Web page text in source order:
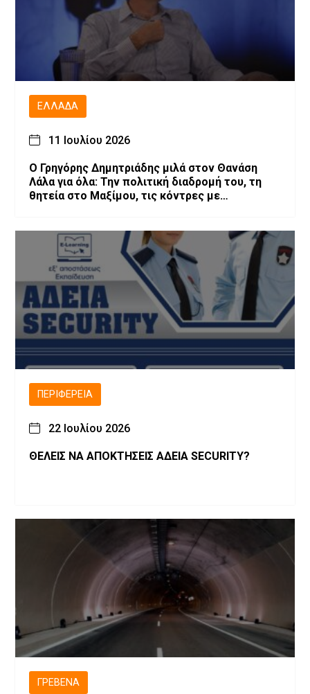
ΕΛΛΆΔΑ
11 Ιουλίου 2026
O Γρηγόρης Δημητριάδης μιλά στον Θανάση
Λάλα για όλα: Την πολιτική διαδρομή του, τη
θητεία στο Μαξίμου, τις κόντρες με
ΠΕΡΙΦΈΡΕΙΑ
22 Ιουλίου 2026
ΘΕΛΕΙΣ ΝΑ ΑΠΟΚΤΗΣΕΙΣ ΑΔΕΙΑ SECURITY?
ΓΡΕΒΕΝΆ